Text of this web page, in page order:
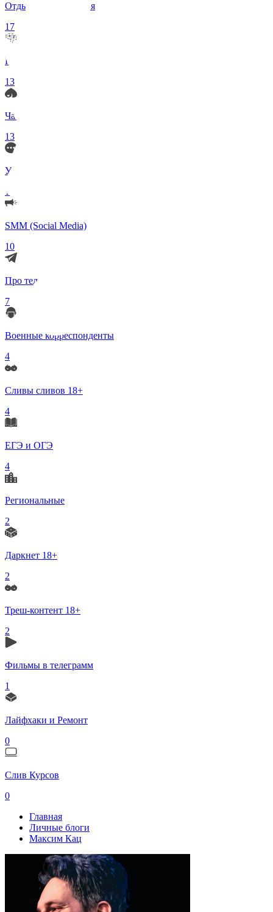
Отдых и Развлечения
17
Нейросети и ИИ
13
Чаты по интересам
13
Удаленка (Работа)
11
SMM (Social Media)
10
Про телеграмм
7
Военные корреспонденты
4
Сливы сливов 18+
4
ЕГЭ и ОГЭ
4
Региональные
2
Даркнет 18+
2
Треш-контент 18+
2
Фильмы в телеграмм
1
Лайфхаки и Ремонт
0
Слив Курсов
0
Главная
Личные блоги
Максим Кац